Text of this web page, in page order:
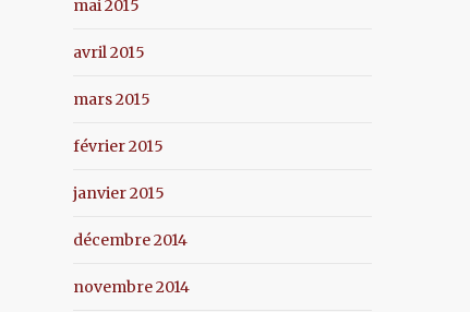
mai 2015
avril 2015
mars 2015
février 2015
janvier 2015
décembre 2014
novembre 2014